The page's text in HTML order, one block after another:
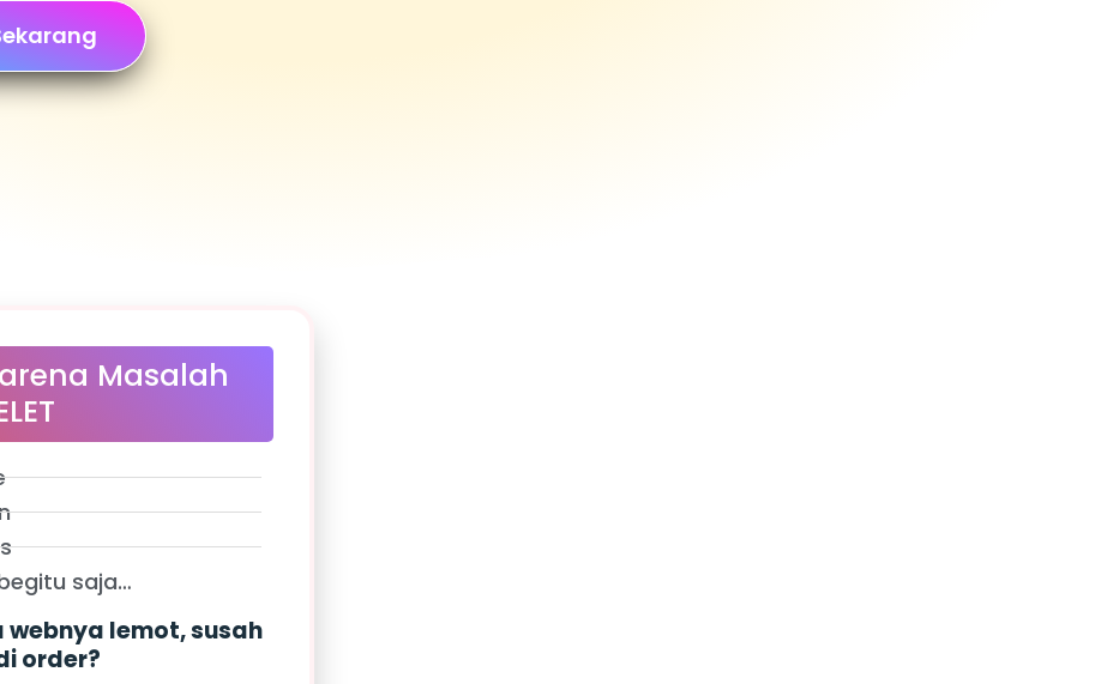
Masalah
saja…
webnya lemot, susah
order?